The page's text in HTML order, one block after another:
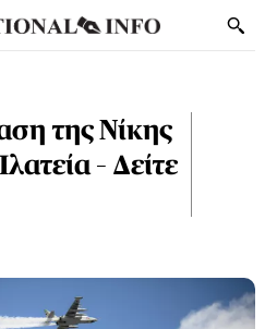
της Νίκης
– Δείτε